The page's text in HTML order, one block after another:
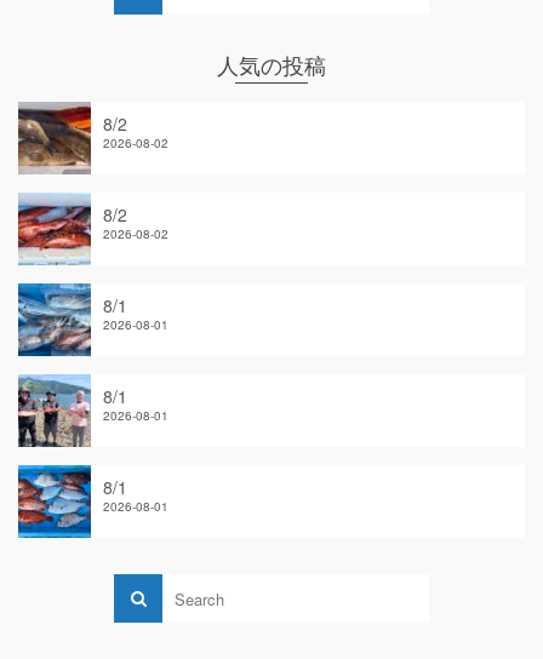
人気の投稿
8/2
2026-08-02
8/2
2026-08-02
8/1
2026-08-01
8/1
2026-08-01
8/1
2026-08-01